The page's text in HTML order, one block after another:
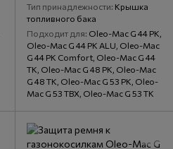
Тип принадлежности Крышка
топливного бака
Подходит для Oleo-Mac G 44 PK,
Oleo-Mac G 44 PK ALU, Oleo-Mac
G 44 PK Comfort, Oleo-Mac G 44
TK, Oleo-Mac G 48 PK, Oleo-Mac
G 48 TK, Oleo-Mac G 53 PK, Oleo-
Mac G 53 TBX, Oleo-Mac G 53 TK